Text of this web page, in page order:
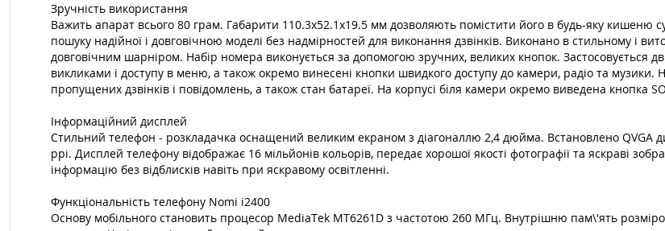
Зручність використання
Важить апарат всього 80 грам. Габарити 110.3х52.1х19.5 мм дозволяють помістити його в будь-яку
пошуку надійної і довговічною моделі без надмірностей для виконання дзвінків. Виконано в стильному і
довговічним шарніром. Набір номера виконується за допомогою зручних, великих кнопок. Застосовується
викликами і доступу в меню, а також окремо винесені кнопки швидкого доступу до камери, радіо та музики.
пропущених дзвінків і повідомлень, а також стан батареї. На корпусі біля камери окремо виведена кнопка
Інформаційний дисплей
Стильний телефон - розкладачка оснащений великим екраном з діагоналлю 2,4 дюйма. Встановлено QVGA
ppi. Дисплей телефону відображає 16 мільйонів кольорів, передає хорошої якості фотографії та яскраві
інформацію без відблисків навіть при яскравому освітленні.
Функціональність телефону Nomi i2400
Основу мобільного становить процесор MediaTek MT6261D з частотою 260 МГц. Внутрішню пам\'ять